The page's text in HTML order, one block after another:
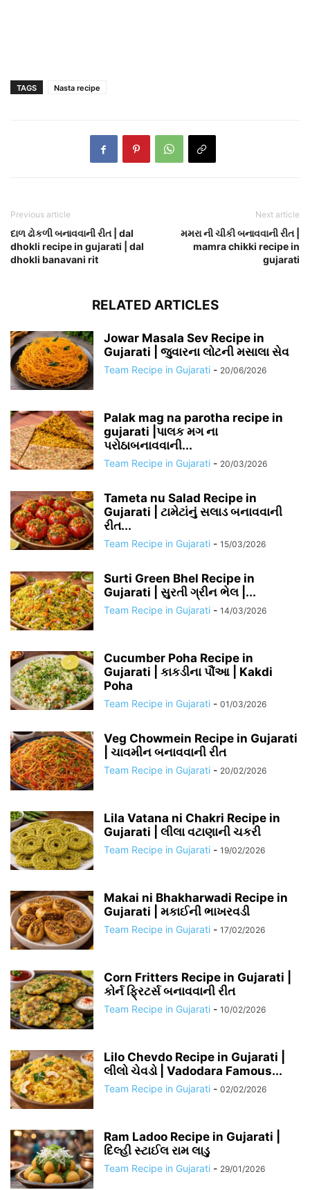
TAGS Nasta recipe
Previous article
દાળ ઢોકળી બનાવવાની રીત | dal
dhokli recipe in gujarati | dal
dhokli banavani rit
Next article
મમરા ની ચીકી બનાવવાની રીત |
mamra chikki recipe in
gujarati
RELATED ARTICLES
Jowar Masala Sev Recipe in
Gujarati | જુવારના લોટની મસાલા સેવ
Team Recipe in Gujarati - 20/06/2026
Palak mag na parotha recipe in
gujarati |પાલક મગ ના
પરોઠાબનાવવાની...
Team Recipe in Gujarati - 20/03/2026
Tameta nu Salad Recipe in
Gujarati | ટામેટાંનું સલાડ બનાવવાની
રીત...
Team Recipe in Gujarati - 15/03/2026
Surti Green Bhel Recipe in
Gujarati | સુરતી ગ્રીન ભેલ |...
Team Recipe in Gujarati - 14/03/2026
Cucumber Poha Recipe in
Gujarati | કાકડીના પૌંઆ | Kakdi
Poha
Team Recipe in Gujarati - 01/03/2026
Veg Chowmein Recipe in Gujarati
| ચાવમીન બનાવવાની રીત
Team Recipe in Gujarati - 20/02/2026
Lila Vatana ni Chakri Recipe in
Gujarati | લીલા વટાણાની ચકરી
Team Recipe in Gujarati - 19/02/2026
Makai ni Bhakharwadi Recipe in
Gujarati | મકાઈની ભાખરવડી
Team Recipe in Gujarati - 17/02/2026
Corn Fritters Recipe in Gujarati |
કોર્ન ફ્રિટર્સ બનાવવાની રીત
Team Recipe in Gujarati - 10/02/2026
Lilo Chevdo Recipe in Gujarati |
લીલો ચેવડો | Vadodara Famous...
Team Recipe in Gujarati - 02/02/2026
Ram Ladoo Recipe in Gujarati |
દિલ્હી સ્ટાઈલ રામ લાડુ
Team Recipe in Gujarati - 29/01/2026